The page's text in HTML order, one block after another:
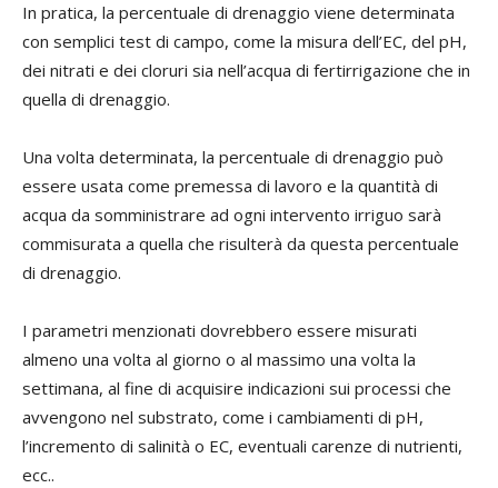
In pratica, la percentuale di drenaggio viene determinata
con semplici test di campo, come la misura dell’EC, del pH,
dei nitrati e dei cloruri sia nell’acqua di fertirrigazione che in
quella di drenaggio.
Una volta determinata, la percentuale di drenaggio può
essere usata come premessa di lavoro e la quantità di
acqua da somministrare ad ogni intervento irriguo sarà
commisurata a quella che risulterà da questa percentuale
di drenaggio.
I parametri menzionati dovrebbero essere misurati
almeno una volta al giorno o al massimo una volta la
settimana, al fine di acquisire indicazioni sui processi che
avvengono nel substrato, come i cambiamenti di pH,
l’incremento di salinità o EC, eventuali carenze di nutrienti,
ecc..